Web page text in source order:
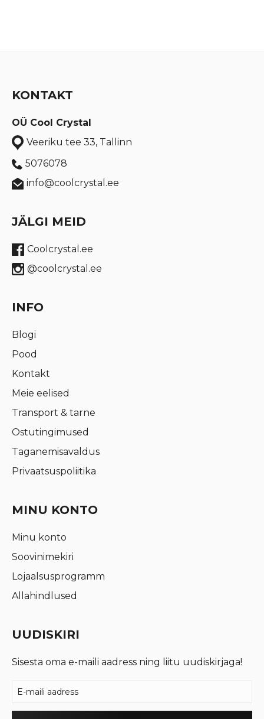
KONTAKT
OÜ Cool Crystal
Veeriku tee 33, Tallinn
5076078
info@coolcrystal.ee
JÄLGI MEID
Coolcrystal.ee
@coolcrystal.ee
INFO
Blogi
Pood
Kontakt
Meie eelised
Transport & tarne
Ostutingimused
Taganemisavaldus
Privaatsuspoliitika
MINU KONTO
Minu konto
Soovinimekiri
Lojaalsusprogramm
Allahindlused
UUDISKIRI
Sisesta oma e-maili aadress ning liitu uudiskirjaga!